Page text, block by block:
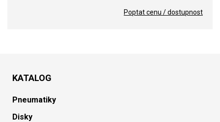
Poptat cenu / dostupnost
KATALOG
Pneumatiky
Disky